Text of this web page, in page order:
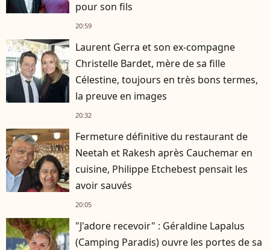
pour son fils
20:59
Laurent Gerra et son ex-compagne
Christelle Bardet, mère de sa fille
Célestine, toujours en très bons termes,
la preuve en images
20:32
Fermeture définitive du restaurant de
Neetah et Rakesh après Cauchemar en
cuisine, Philippe Etchebest pensait les
avoir sauvés
20:05
"J'adore recevoir" : Géraldine Lapalus
(Camping Paradis) ouvre les portes de sa